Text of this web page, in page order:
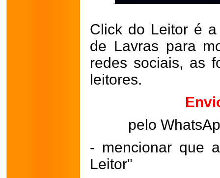
Click do Leitor é
de Lavras para
redes sociais, as
leitores.
pelo
- mencionar que
Leitor"